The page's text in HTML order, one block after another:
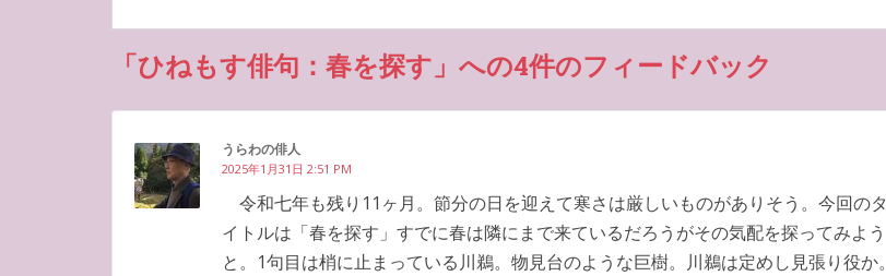
「ひねもす俳句：春を探す」への4件のフィードバック
うらわの俳人
2025年1月31日 2:51 PM
令和七年も残り11ヶ月。節分の日を迎えて寒さは厳しいものがありそう。今回のタ
イトルは「春を探す」すでに春は隣にまで来ているだろうがその気配を探ってみよう
と。1句目は梢に止まっている川鵜。物見台のような巨樹。川鵜は定めし見張り役か。